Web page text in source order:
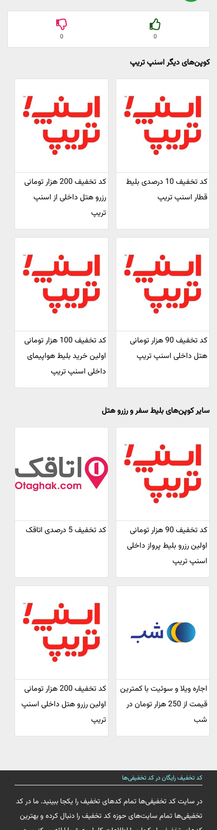
0
0
کوپن‌های دیگر اسنپ تریپ
کد تخفیف 10 درصدی بلیط
قطار اسنپ تریپ
کد تخفیف 200 هزار تومانی
رزرو هتل داخلی از اسنپ
تریپ
کد تخفیف 90 هزار تومانی
هتل داخلی اسنپ تریپ
کد تخفیف 100 هزار تومانی
اولین خرید بلیط هواپیمای
داخلی اسنپ تریپ
سایر کوپن‌های بلیط سفر و رزرو هتل
کد تخفیف 90 هزار تومانی
اولین رزرو بلیط پرواز داخلی
اسنپ تریپ
کد تخفیف 5 درصدی اتاقک
اجاره ویلا و سوئیت با کمترین
قیمت از 250 هزار تومان در
شب
کد تخفیف 200 هزار تومانی
اولین رزرو هتل داخلی اسنپ
تریپ
کد تخفیف رایگان در کد تخفیفی‌ها
در سایت کد تخفیفی‌ها تمام کدهای تخفیف را یکجا ببینید. ما در کد
تخفیفی‌ها تمام سایت‌های حوزه کد تخفیف را دنبال کرده و بهترین